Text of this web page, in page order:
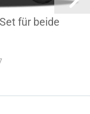
für beide